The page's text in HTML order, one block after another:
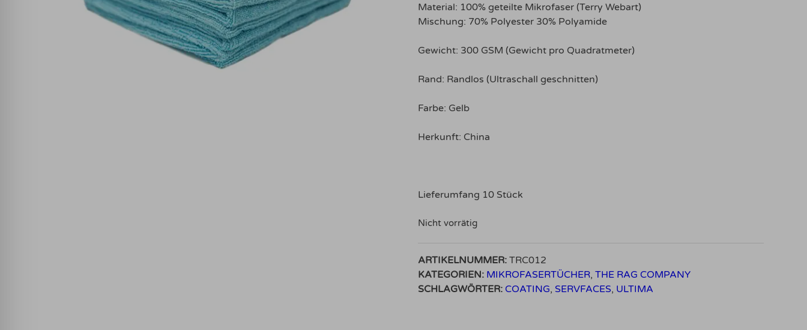
Material: 100% geteilte Mikrofaser (Terry Webart)
Mischung: 70% Polyester 30% Polyamide
Gewicht: 300 GSM (Gewicht pro Quadratmeter)
Rand: Randlos (Ultraschall geschnitten)
Farbe: Gelb
Herkunft: China
Lieferumfang 10 Stück
Nicht vorrätig
ARTIKELNUMMER: TRC012
KATEGORIEN: MIKROFASERTÜCHER, THE RAG COMPANY
SCHLAGWÖRTER: COATING, SERVFACES, ULTIMA